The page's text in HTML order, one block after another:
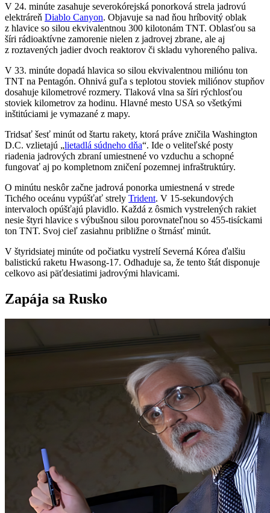
V 24. minúte zasahuje severokórejská ponorková strela jadrovú
elektráreň Diablo Canyon. Objavuje sa nad ňou hríbovitý oblak
z hlavice so silou ekvivalentnou 300 kilotonám TNT. Oblasťou sa
šíri rádioaktívne zamorenie nielen z jadrovej zbrane, ale aj
z roztavených jadier dvoch reaktorov či skladu vyhoreného paliva.
V 33. minúte dopadá hlavica so silou ekvivalentnou miliónu ton
TNT na Pentagón. Ohnivá guľa s teplotou stoviek miliónov stupňov
dosahuje kilometrové rozmery. Tlaková vlna sa šíri rýchlosťou
stoviek kilometrov za hodinu. Hlavné mesto USA so všetkými
inštitúciami je vymazané z mapy.
Tridsať šesť minút od štartu rakety, ktorá práve zničila Washington
D.C. vzlietajú „lietadlá súdneho dňa“. Ide o veliteľské posty
riadenia jadrových zbraní umiestnené vo vzduchu a schopné
fungovať aj po kompletnom zničení pozemnej infraštruktúry.
O minútu neskôr začne jadrová ponorka umiestnená v strede
Tichého oceánu vypúšťať strely Trident. V 15-sekundových
intervaloch opúšťajú plavidlo. Každá z ôsmich vystrelených rakiet
nesie štyri hlavice s výbušnou silou porovnateľnou so 455-tisíckami
ton TNT. Svoj cieľ zasiahnu približne o štrnásť minút.
V štyridsiatej minúte od počiatku vystrelí Severná Kórea ďalšiu
balistickú raketu Hwasong-17. Odhaduje sa, že tento štát disponuje
celkovo asi päťdesiatimi jadrovými hlavicami.
Zapája sa Rusko